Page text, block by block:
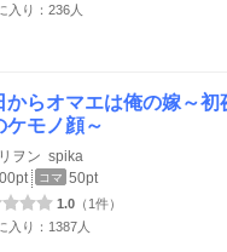
入り：236人
からオマエは俺の嫁～初
ケモノ顔～
ヲン spika
コマ 50pt
1.0 （1件）
入り：1387人